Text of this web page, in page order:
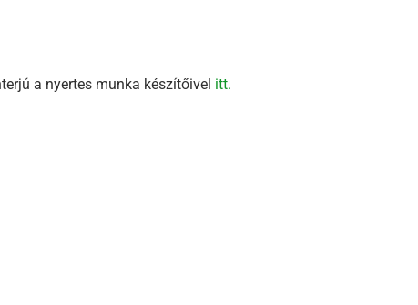
a nyertes munka készítőivel itt.